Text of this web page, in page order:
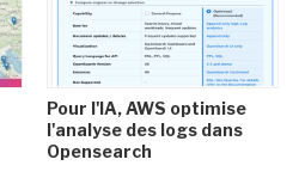
Pour l'IA, AWS optimise
l'analyse des logs dans
Opensearch